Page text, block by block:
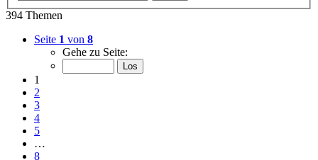
394 Themen
Seite 1 von 8
Gehe zu Seite:
1
2
3
4
5
…
8